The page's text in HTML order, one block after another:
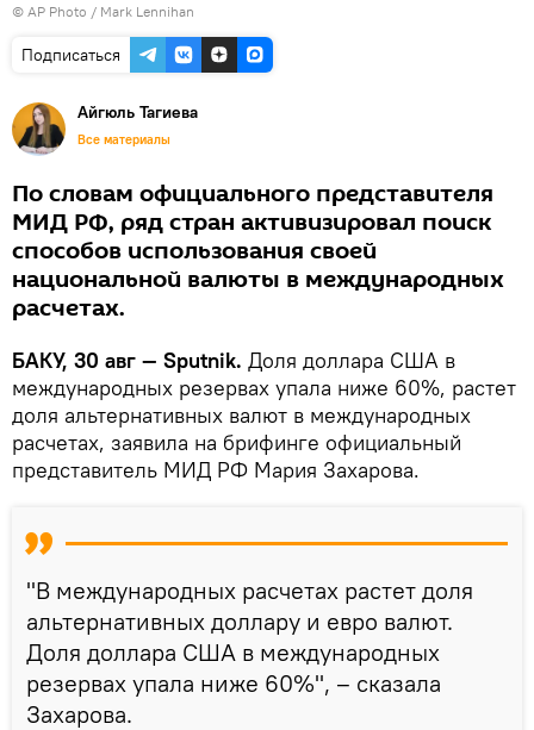
© AP Photo / Mark Lennihan
Подписаться
Айгюль Тагиева
Все материалы
По словам официального представителя
МИД РФ, ряд стран активизировал поиск
способов использования своей
национальной валюты в международных
расчетах.
БАКУ, 30 авг — Sputnik. Доля доллара США в
международных резервах упала ниже 60%, растет
доля альтернативных валют в международных
расчетах, заявила на брифинге официальный
представитель МИД РФ Мария Захарова.
"В международных расчетах растет доля
альтернативных доллару и евро валют.
Доля доллара США в международных
резервах упала ниже 60%", – сказала
Захарова.